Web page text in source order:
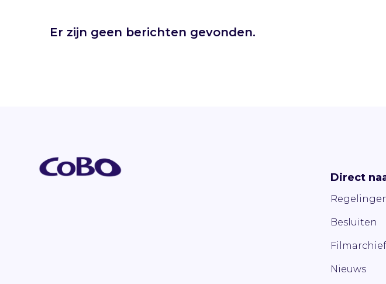
Er zijn geen berichten gevonden.
Direct
Besluiten
Filmarchief
Nieuws